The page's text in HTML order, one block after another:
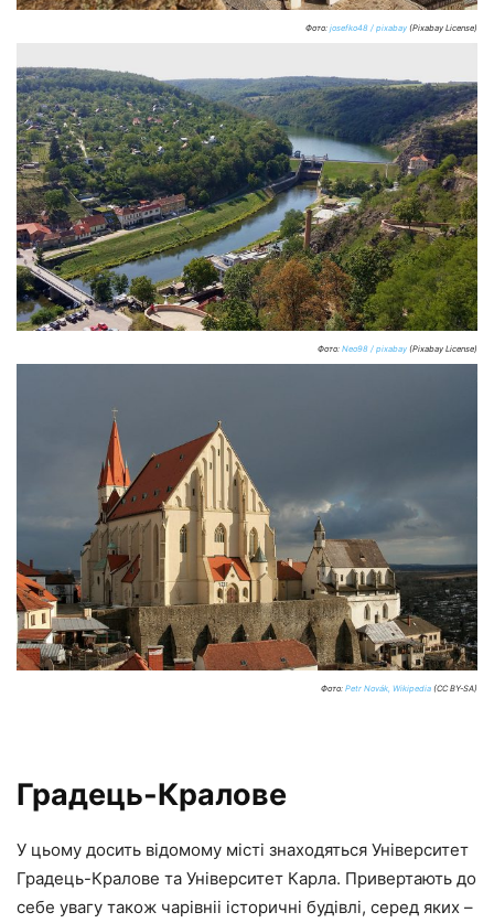
Фото: josefko48 / pixabay (Pixabay License)
Фото: Neo98 / pixabay (Pixabay License)
Фото: Petr Novák, Wikipedia (CC BY-SA)
Градець-Кралове
У цьому досить відомому місті знаходяться Університет
Градець-Кралове та Університет Карла. Привертають до
себе увагу також чарівніі історичні будівлі, серед яких –